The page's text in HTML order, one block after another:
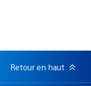
Retour en haut